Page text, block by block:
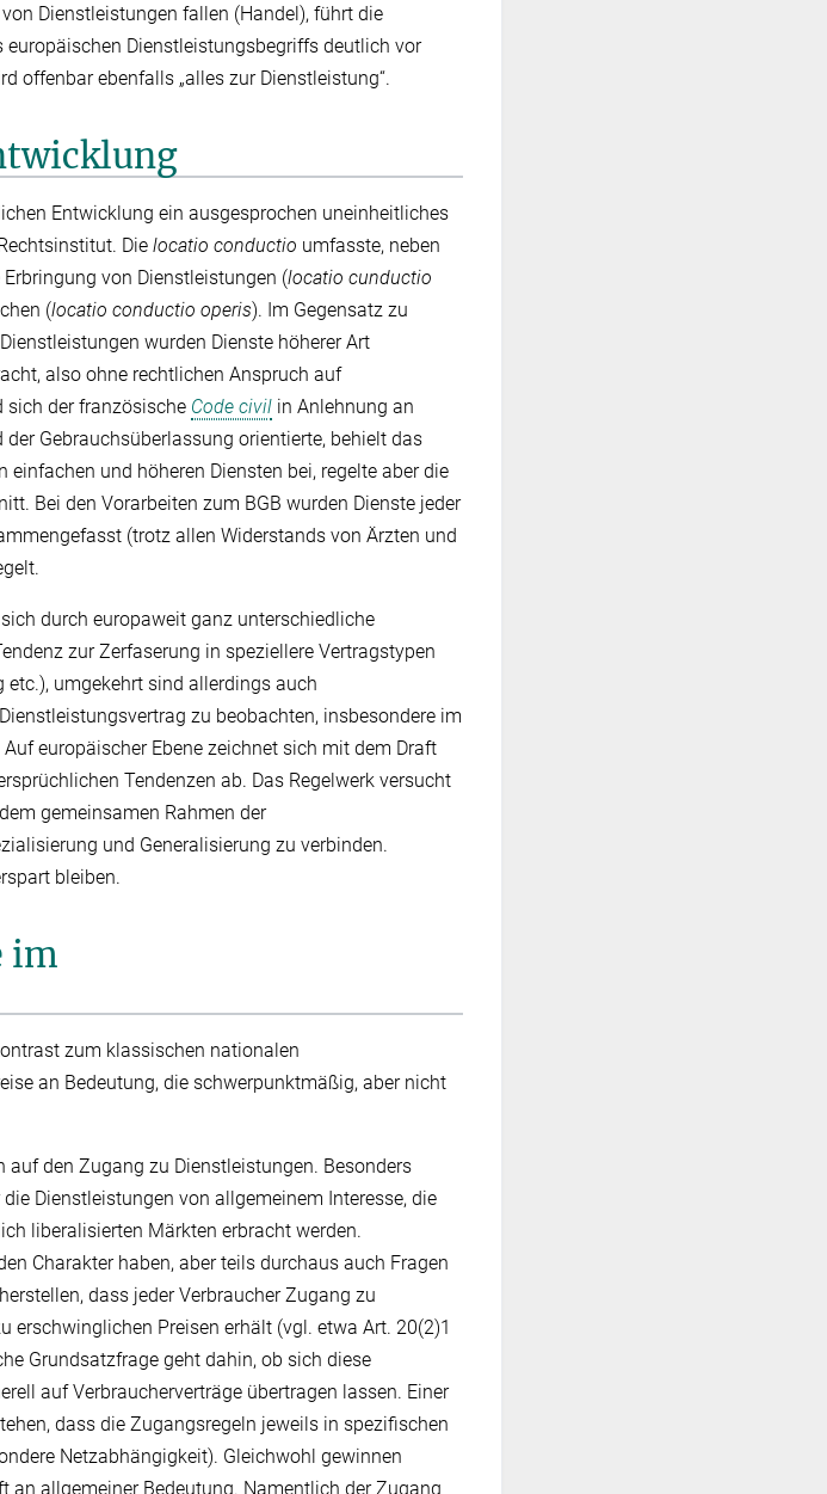
Dienstleistungen fallen (Handel), führt die
Dienstleistungsbegriffs deutlich vor
offenbar ebenfalls „alles zur Dienstleistung“.
Entwicklung ein ausgesprochen uneinheitliches
Die locatio conductio umfasste, neben
von Dienstleistungen (locatio cunductio
(locatio conductio operis). Im Gegensatz zu
wurden Dienste höherer Art
also ohne rechtlichen Anspruch auf
sich der französische Code civil in Anlehnung an
Gebrauchsüberlassung orientierte, behielt das
und höheren Diensten bei, regelte aber die
Bei den Vorarbeiten zum BGB wurden Dienste jeder
(trotz allen Widerstands von Ärzten und
durch europaweit ganz unterschiedliche
zur Zerfaserung in speziellere Vertragstypen
etc.), umgekehrt sind allerdings auch
zu beobachten, insbesondere im
europäischer Ebene zeichnet sich mit dem Draft
Tendenzen ab. Das Regelwerk versucht
gemeinsamen Rahmen der
und Generalisierung zu verbinden.
bleiben.
im
zum klassischen nationalen
an Bedeutung, die schwerpunktmäßig, aber nicht
den Zugang zu Dienstleistungen. Besonders
Dienstleistungen von allgemeinem Interesse, die
liberalisierten Märkten erbracht werden.
Charakter haben, aber teils durchaus auch Fragen
dass jeder Verbraucher Zugang zu
erschwinglichen Preisen erhält (vgl. etwa Art. 20(2)1
Grundsatzfrage geht dahin, ob sich diese
auf Verbraucherverträge übertragen lassen. Einer
dass die Zugangsregeln jeweils in spezifischen
Netzabhängigkeit). Gleichwohl gewinnen
an allgemeiner Bedeutung. Namentlich der Zugang